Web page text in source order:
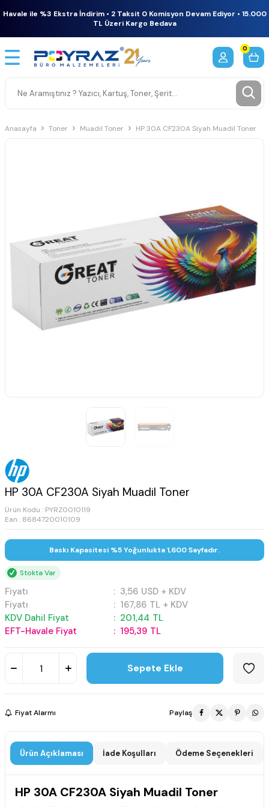
Havale ile %3 Ekstra İndirim • 2 Taksit 0 Komisyon Devam Ediyor • 15.000
TL Üzeri Kargo Bedava
0
Anasayfa Toner Muadil Toner HP 30A CF230A Siyah Muadil Toner
HP 30A CF230A Siyah Muadil Toner
Ürün Kodu : PYRZ0010119
Ean : 8684720010109
Baskı Kapasitesi %5 Yoğunlukta 1,600 Sayfadır.
Stokta Var
Fiyatı : 3,56 USD + KDV
Fiyatı
: 167,86 TL + KDV
KDV Dahil Fiyat
: 201,44 TL
EFT-Havale Fiyat
: 195,39 TL
Sepete Ekle
Fiyat Alarmı Paylaş
Ürün Açıklaması İade Koşulları Ödeme Seçenekleri
HP 30A CF230A Siyah Muadil Toner